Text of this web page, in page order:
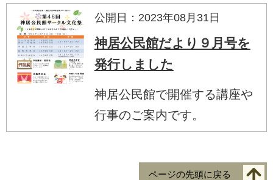
公開日：2023年08月31日
神居公民館だより９月号を
発行しました
神居公民館で開催する講座や
行事のご案内です。
ページの先頭に戻る